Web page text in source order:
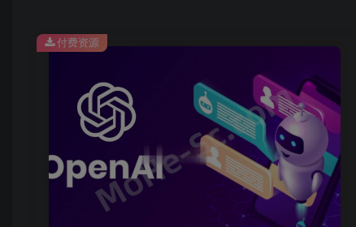
付费资源